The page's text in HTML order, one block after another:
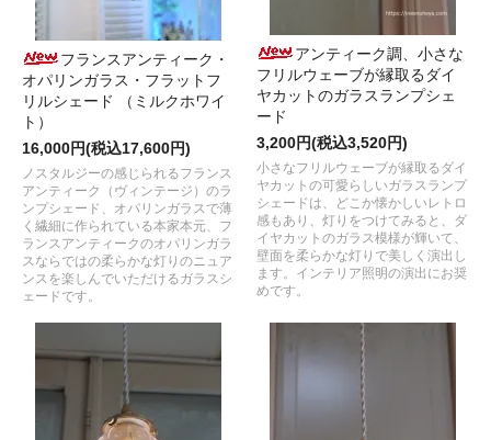
フランスアンティーク・
オパリンガラス・フラットフ
リルシェード （ミルクホワイ
ト）
16,000円(税込17,600円)
ノスタルジーの感じられるフランス
アンティーク（ヴィンテージ）のラ
ンプシェード、オパリンガラスで薄
く繊細に作られている本家本元、フ
ランスアンティークのオパリンガラ
スならではの柔らかな灯りのニュア
ンスを楽しんでいただけるガラスシ
ェードです。
アンティーク調、小さな
フリルウェーブが縁取るダイ
ヤカットのガラスランプシェ
ード
3,200円(税込3,520円)
小さなフリルウェーブが縁取るダイ
ヤカットの可愛らしいガラスランプ
シェードは、どこか懐かしいレトロ
感もあり、灯りをつけてみると、ダ
イヤカットのガラス模様が輝いて、
壁面を柔らかな灯りで美しく演出し
ます。インテリア照明の演出にお奨
めです。